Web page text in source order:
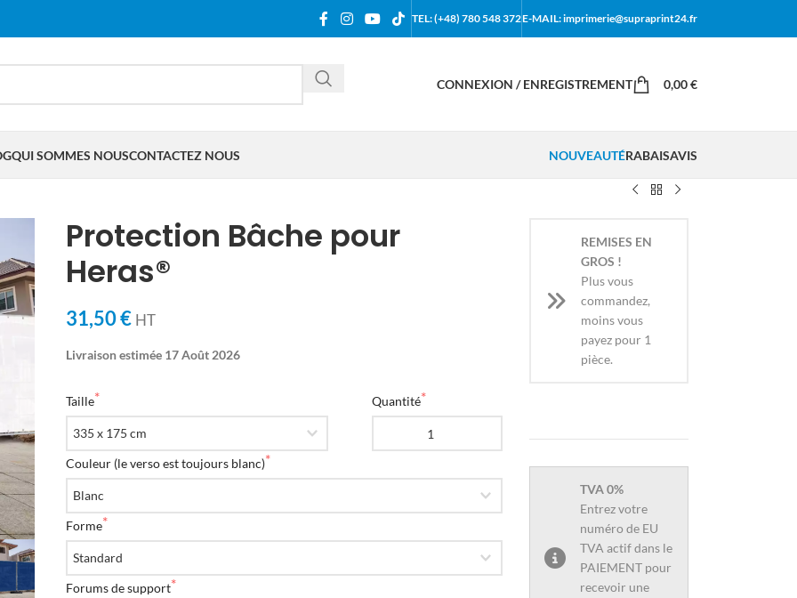
TEL: (+48) 780 548 372E-MAIL: imprimerie@supraprint24.fr
CONNEXION / ENREGISTREMENT 0,00€
QUI SOMMES NOUSCONTACTEZ NOUS NOUVEAUTÉRABAISAVIS
Protection Bâche pour
Heras®
31,50 € HT
Livraison estimée 17 Août 2026
Taille Quantité
Couleur (le verso est toujours blanc)
Forme
Forums de support
REMISES EN
GROS !
Plus vous
commandez,
moins vous
payez pour 1
pièce.
TVA 0%
Entrez votre
numéro de EU
TVA actif dans le
PAIEMENT pour
recevoir une